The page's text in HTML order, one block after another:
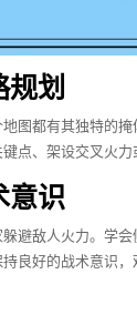
规划
图都有其独特的
点、架设交叉火力
意识
避敌人火力。学
良好的战术意识